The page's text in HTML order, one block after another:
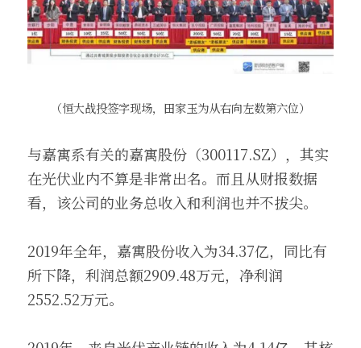
（恒大战投签字现场，田家玉为从右向左数第六位）
与嘉寓系有关的嘉寓股份（300117.SZ），其实
在光伏业内不算是非常出名。而且从财报数据
看，该公司的业务总收入和利润也并不拔尖。
2019年全年，嘉寓股份收入为34.37亿，同比有
所下降，利润总额2909.48万元，净利润
2552.52万元。